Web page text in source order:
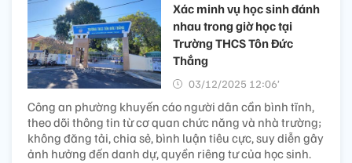
Xác minh vụ học sinh đánh
nhau trong giờ học tại
Trường THCS Tôn Đức
Thắng
03/12/2025 12:06’
Công an phường khuyến cáo người dân cần bình tĩnh,
theo dõi thông tin từ cơ quan chức năng và nhà trường;
không đăng tải, chia sẻ, bình luận tiêu cực, suy diễn gây
ảnh hưởng đến danh dự, quyền riêng tư của học sinh.